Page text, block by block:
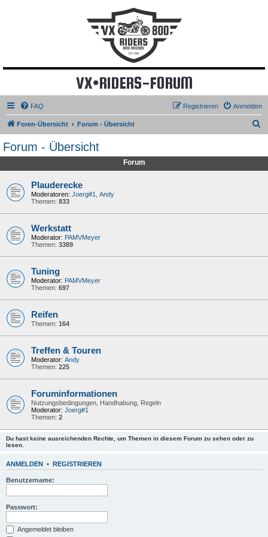
VX•RIDERS-FORUM
FAQ Anmelden
Registrieren
Foren-Übersicht Forum - Übersicht
Forum - Übersicht
Forum
Plauderecke
Moderatoren: Joerg#1
Andy
Themen: 833
Werkstatt
Moderator: PAMVMeyer
Themen: 3389
Tuning
Moderator: PAMVMeyer
Themen: 697
Reifen
Themen: 164
Treffen & Touren
Moderator: Andy
Themen: 225
Foruminformationen
Nutzungsbedingungen, Handhabung, Regeln
Moderator: Joerg#1
Themen: 2
Du hast keine ausreichenden Rechte, um Themen in diesem Forum zu sehen oder zu
lesen.
ANMELDEN • REGISTRIEREN
Benutzername:
Passwort:
Angemeldet bleiben